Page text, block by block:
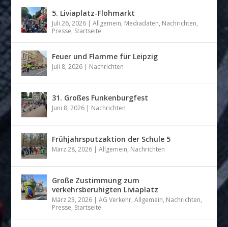
5. Liviaplatz-Flohmarkt
Juli 26, 2026 |Allgemein, Mediadaten, Nachrichten,
Presse, Startseite
Feuer und Flamme für Leipzig
Juli 8, 2026 | Nachrichten
31. Großes Funkenburgfest
Juni 8, 2026 | Nachrichten
Frühjahrsputzaktion der Schule 5
März 28, 2026 |Allgemein, Nachrichten
Große Zustimmung zum
verkehrsberuhigten Liviaplatz
März 23, 2026 |AG Verkehr,Allgemein, Nachrichten,
Presse, Startseite